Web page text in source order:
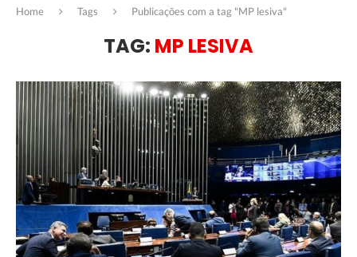
Home Tags Publicações com a tag "MP lesiva"
TAG: MP LESIVA